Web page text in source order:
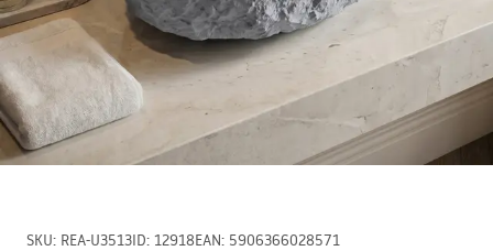
SKU: REA-U3513ID: 12918EAN: 5906366028571